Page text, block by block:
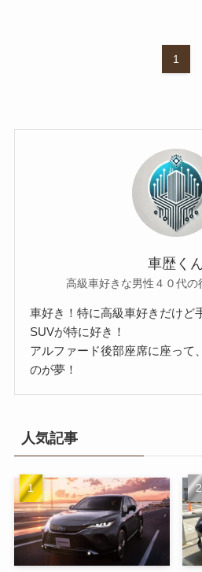
1
車歴く
高級車好きな男性４０代の
車好き！特に高級車好きだけど
SUVが特に好き！
アルファード後部座席に座って
のが夢！
人気記事